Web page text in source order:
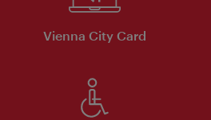
Vienna City Card